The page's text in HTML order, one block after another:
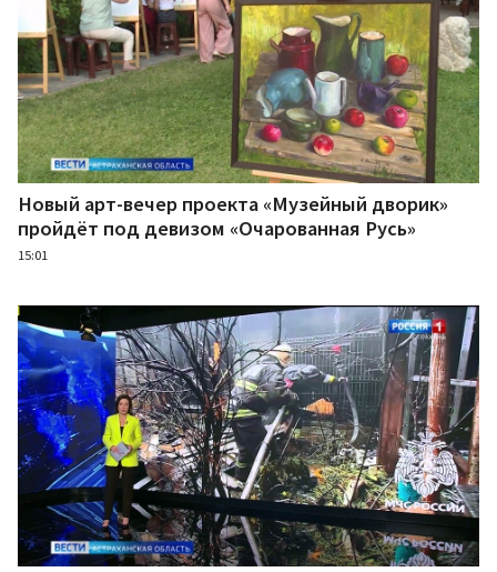
Новый арт-вечер проекта «Музейный дворик»
пройдёт под девизом «Очарованная Русь»
15:01